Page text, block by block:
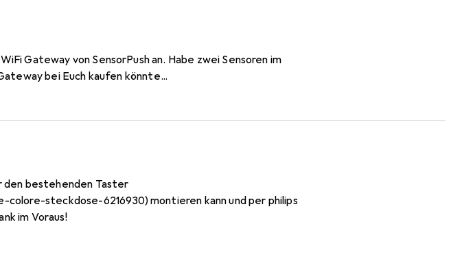
Gateway von SensorPush an. Habe zwei Sensoren im
bei Euch kaufen könnte...
den bestehenden Taster
colore-steckdose-6216930)montieren kann und per philips
im Voraus!